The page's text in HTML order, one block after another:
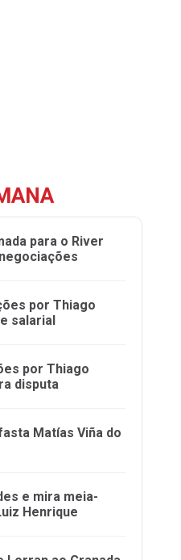
para o River
por Thiago
salarial
por Thiago
disputa
Matías Viña do
e mira meia-
Henrique